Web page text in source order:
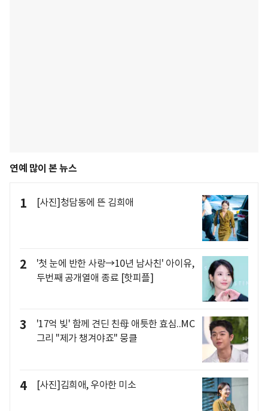
연예 많이 본 뉴스
1 [사진]청담동에 뜬 김희애
2
'첫 눈에 반한 사랑→10년 남사친' 아이유,
두번째 공개열애 종료 [핫피플]
3
'17억 빚' 함께 견딘 친母 애틋한 효심..MC
그리 "제가 챙겨야죠" 뭉클
4 [사진]김희애, 우아한 미소